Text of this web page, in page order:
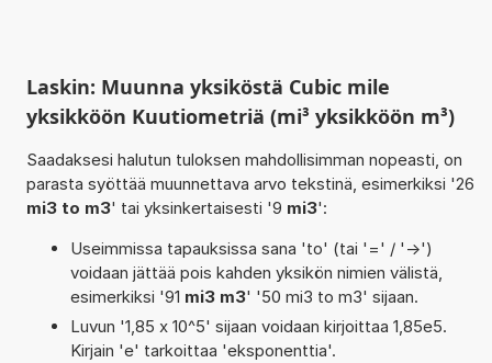
Laskin: Muunna yksiköstä Cubic mile
yksikköön Kuutiometriä (mi³ yksikköön m³)
Saadaksesi halutun tuloksen mahdollisimman nopeasti, on
parasta syöttää muunnettava arvo tekstinä, esimerkiksi '26
mi3 to m3' tai yksinkertaisesti '9 mi3':
Useimmissa tapauksissa sana 'to' (tai '=' / '->')
voidaan jättää pois kahden yksikön nimien välistä,
esimerkiksi '91 mi3 m3' '50 mi3 to m3' sijaan.
Luvun '1,85 x 10^5' sijaan voidaan kirjoittaa 1,85e5.
Kirjain 'e' tarkoittaa 'eksponenttia'.